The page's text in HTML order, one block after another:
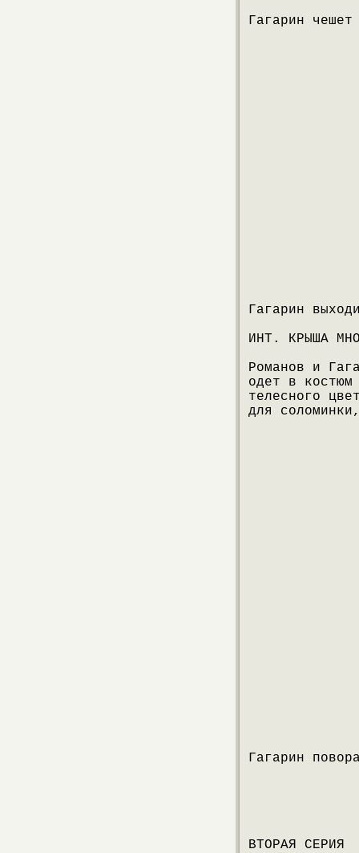
Гагарин
Гагарин
ИНТ. КРЫША
Романов и
одет в костюм
телесного
для
Гагарин
ВТОРАЯ СЕРИЯ